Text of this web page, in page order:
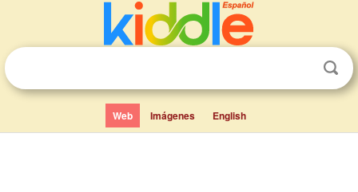
Web Imágenes English